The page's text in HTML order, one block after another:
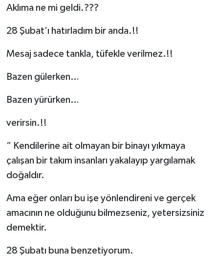
Aklıma ne mi geldi.???
28 Şubat’ı hatırladım bir anda.!!
Mesaj sadece tankla, tüfekle verilmez.!!
Bazen gülerken…
Bazen yürürken…
verirsin.!!
“ Kendilerine ait olmayan bir binayı yıkmaya
çalışan bir takım insanları yakalayıp yargılamak
doğaldır.
Ama eğer onları bu işe yönlendireni ve gerçek
amacının ne olduğunu bilmezseniz, yetersizsiniz
demektir.
28 Şubatı buna benzetiyorum.